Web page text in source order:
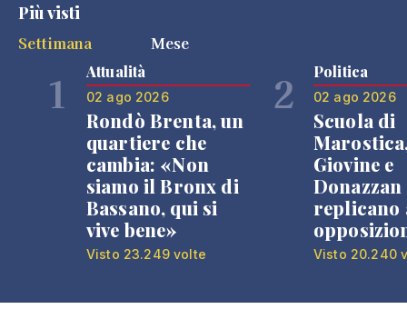
Più visti
Settimana
Mese
1 Attualità
02 ago 2026
Rondò Brenta, un
quartiere che
cambia: «Non
siamo il Bronx di
Bassano, qui si
vive bene»
Visto 23.249 volte
2 Politica
02 ago 2026
Scuola di
Giovine e
Donazzan
replicano
Visto 20.240